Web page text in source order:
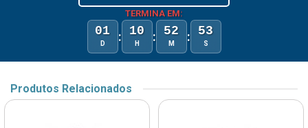
TERMINA EM:
01
D : 10
H : 52
M : 53
S
Produtos Relacionados